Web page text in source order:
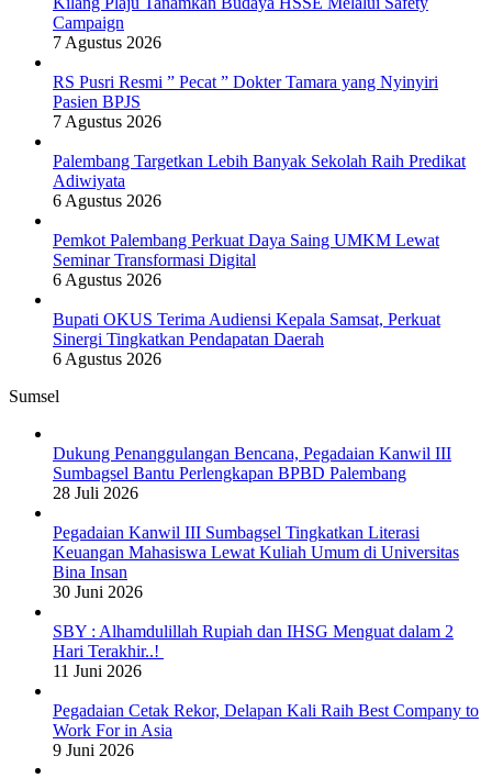
Campaign
7 Agustus 2026
RS Pusri Resmi ” Pecat ” Dokter Tamara yang Nyinyiri
Pasien BPJS
7 Agustus 2026
Palembang Targetkan Lebih Banyak Sekolah Raih Predikat
Adiwiyata
6 Agustus 2026
Pemkot Palembang Perkuat Daya Saing UMKM Lewat
Seminar Transformasi Digital
6 Agustus 2026
Bupati OKUS Terima Audiensi Kepala Samsat, Perkuat
Sinergi Tingkatkan Pendapatan Daerah
6 Agustus 2026
Sumsel
Dukung Penanggulangan Bencana, Pegadaian Kanwil III
Sumbagsel Bantu Perlengkapan BPBD Palembang
28 Juli 2026
Pegadaian Kanwil III Sumbagsel Tingkatkan Literasi
Keuangan Mahasiswa Lewat Kuliah Umum di Universitas
Bina Insan
30 Juni 2026
SBY : Alhamdulillah Rupiah dan IHSG Menguat dalam 2
Hari Terakhir..!
11 Juni 2026
Pegadaian Cetak Rekor, Delapan Kali Raih Best Company to
Work For in Asia
9 Juni 2026